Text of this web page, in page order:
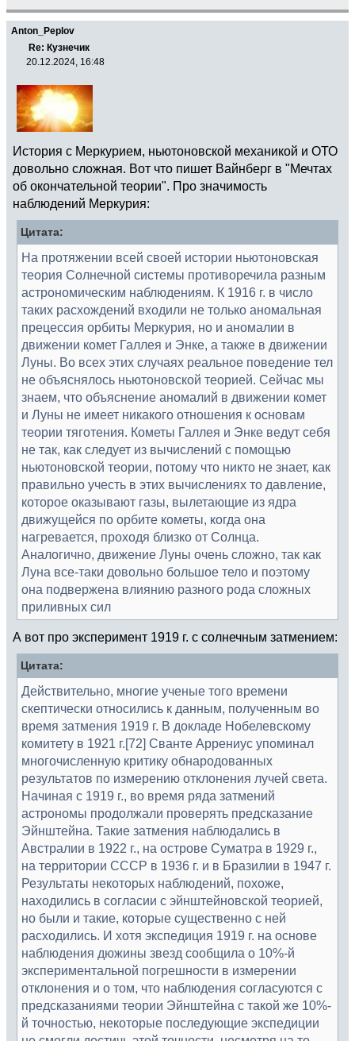
Anton_Peplov
Re: Кузнечик
20.12.2024, 16:48
История с Меркурием, ньютоновской механикой и ОТО
довольно сложная. Вот что пишет Вайнберг в "Мечтах
об окончательной теории". Про значимость
наблюдений Меркурия:
Цитата:
На протяжении всей своей истории ньютоновская
теория Солнечной системы противоречила разным
астрономическим наблюдениям. К 1916 г. в число
таких расхождений входили не только аномальная
прецессия орбиты Меркурия, но и аномалии в
движении комет Галлея и Энке, а также в движении
Луны. Во всех этих случаях реальное поведение тел
не объяснялось ньютоновской теорией. Сейчас мы
знаем, что объяснение аномалий в движении комет
и Луны не имеет никакого отношения к основам
теории тяготения. Кометы Галлея и Энке ведут себя
не так, как следует из вычислений с помощью
ньютоновской теории, потому что никто не знает, как
правильно учесть в этих вычислениях то давление,
которое оказывают газы, вылетающие из ядра
движущейся по орбите кометы, когда она
нагревается, проходя близко от Солнца.
Аналогично, движение Луны очень сложно, так как
Луна все-таки довольно большое тело и поэтому
она подвержена влиянию разного рода сложных
приливных сил
А вот про эксперимент 1919 г. с солнечным затмением:
Цитата:
Действительно, многие ученые того времени
скептически относились к данным, полученным во
время затмения 1919 г. В докладе Нобелевскому
комитету в 1921 г.[72] Сванте Аррениус упоминал
многочисленную критику обнародованных
результатов по измерению отклонения лучей света.
Начиная с 1919 г., во время ряда затмений
астрономы продолжали проверять предсказание
Эйнштейна. Такие затмения наблюдались в
Австралии в 1922 г., на острове Суматра в 1929 г.,
на территории СССР в 1936 г. и в Бразилии в 1947 г.
Результаты некоторых наблюдений, похоже,
находились в согласии с эйнштейновской теорией,
но были и такие, которые существенно с ней
расходились. И хотя экспедиция 1919 г. на основе
наблюдения дюжины звезд сообщила о 10%-й
экспериментальной погрешности в измерении
отклонения и о том, что наблюдения согласуются с
предсказаниями теории Эйнштейна с такой же 10%-
й точностью, некоторые последующие экспедиции